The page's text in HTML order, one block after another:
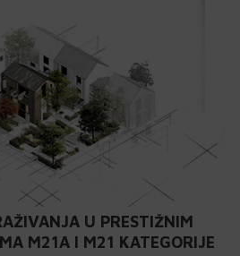
U PRESTIŽNIM
M21A I M21 KATEGORIJE